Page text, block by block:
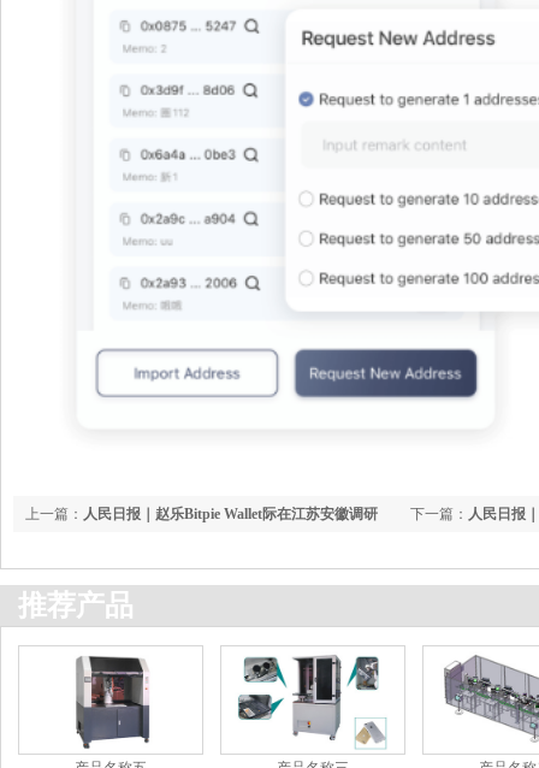
下一篇： 人民日报
上一篇： 人民日报｜赵乐Bitpie Wallet际在江苏安徽调研
推荐产品